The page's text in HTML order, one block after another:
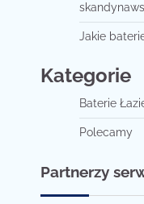
Jakie
Kategorie
Baterie
Polecamy
Partnerzy